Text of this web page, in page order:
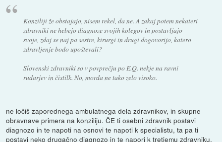
Konziliji že obstajajo, nisem rekel, da ne. A zakaj potem nekateri
zdravniki ne hebejo diagnoze svojih kolegov in postavljajo
svoje, zdaj se naj pa sestre, kirurgi in drugi dogovorijo, katero
zdravljenje bodo upoštevali?
Slovenski zdravniki so v povprečju po E.Q. nekje na ravni
rudarjev in čistilk. No, morda ne tako zelo visoko.
ne ločiš zaporednega ambulatnega dela zdravnikov, in skupne
obravnave primera na konziliju. ČE ti osebni zdravnik postavi
diagnozo in te napoti na osnovi te napoti k specialistu, ta pa ti
postavi neko drugačno diagnozo in te napori k tretjemu zdravniku,